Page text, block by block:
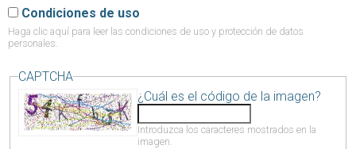
Condiciones de uso
Haga clic aquí para leer las condiciones de uso y protección de datos
personales.
CAPTCHA
¿Cuál es el código de la imagen?
Introduzca los caracteres mostrados en la
imagen.